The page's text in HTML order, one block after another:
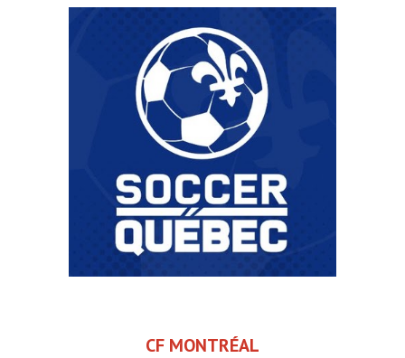
CF MONTRÉAL